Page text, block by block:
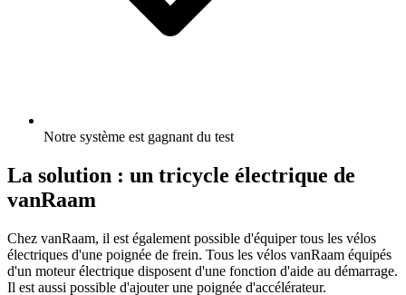
Notre système est gagnant du test
La solution : un tricycle électrique de
vanRaam
Chez vanRaam, il est également possible d'équiper tous les vélos
électriques d'une poignée de frein. Tous les vélos vanRaam équipés
d'un moteur électrique disposent d'une fonction d'aide au démarrage.
Il est aussi possible d'ajouter une poignée d'accélérateur.